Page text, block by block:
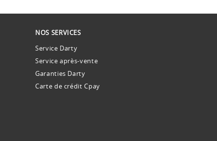
NOS SERVICES
Service Darty
Service après-vente
Garanties Darty
Carte de crédit Cpay